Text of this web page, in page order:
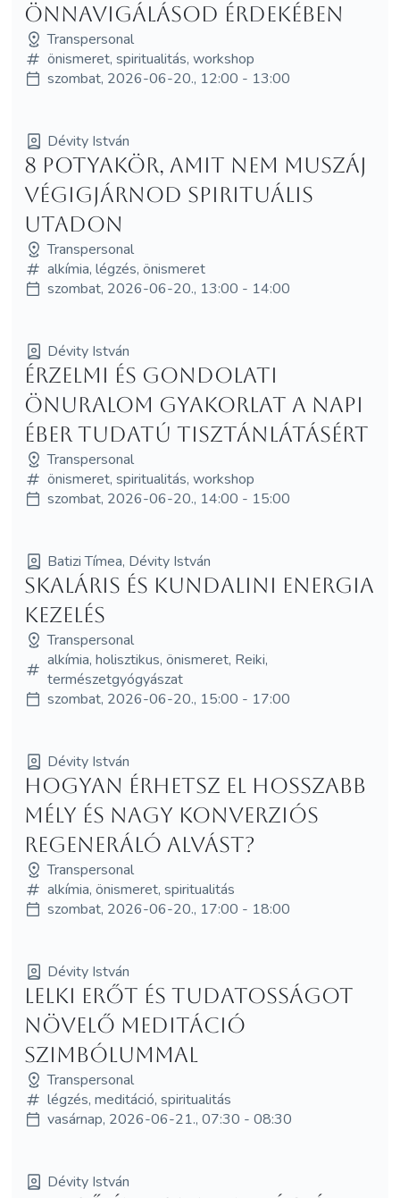
önnavigálásod érdekében
Transpersonal
önismeret, spiritualitás, workshop
szombat, 2026-06-20., 12:00 - 13:00
Dévity István
8 potyakör, amit nem muszáj
végigjárnod spirituális
utadon
Transpersonal
alkímia, légzés, önismeret
szombat, 2026-06-20., 13:00 - 14:00
Dévity István
Érzelmi és gondolati
önuralom gyakorlat a napi
éber tudatú tisztánlátásért
Transpersonal
önismeret, spiritualitás, workshop
szombat, 2026-06-20., 14:00 - 15:00
Batizi Tímea, Dévity István
SKALÁRIS ÉS KUNDALINI ENERGIA
KEZELÉS
Transpersonal
alkímia, holisztikus, önismeret, Reiki,
természetgyógyászat
szombat, 2026-06-20., 15:00 - 17:00
Dévity István
Hogyan érhetsz el hosszabb
mély és nagy konverziós
regeneráló alvást?
Transpersonal
alkímia, önismeret, spiritualitás
szombat, 2026-06-20., 17:00 - 18:00
Dévity István
LELKI ERŐT ÉS TUDATOSSÁGOT
NÖVELŐ MEDITÁCIÓ
SZIMBÓLUMMAL
Transpersonal
légzés, meditáció, spiritualitás
vasárnap, 2026-06-21., 07:30 - 08:30
Dévity István